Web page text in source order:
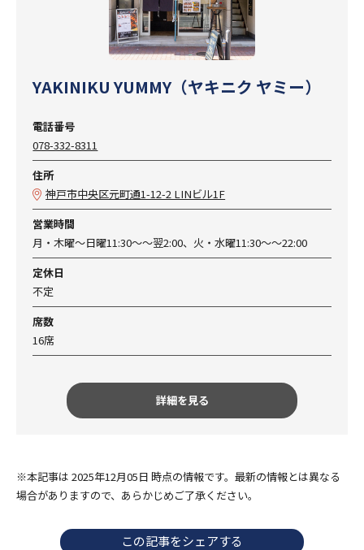
YAKINIKU YUMMY（ヤキニク ヤミー）
電話番号
078-332-8311
住所
神戸市中央区元町通1-12-2 LINビル1F
営業時間
月・木曜～日曜11:30〜〜翌2:00、火・水曜11:30〜〜22:00
定休日
不定
席数
16席
詳細を見る
※本記事は 2025年12月05日 時点の情報です。最新の情報とは異なる
場合がありますので、あらかじめご了承ください。
この記事をシェアする